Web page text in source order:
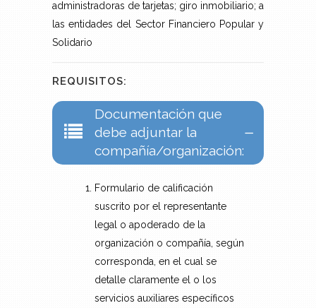
administradoras de tarjetas; giro inmobiliario; a
las entidades del Sector Financiero Popular y
Solidario
REQUISITOS:
Documentación que
debe adjuntar la
compañía/organización:
Formulario de calificación
suscrito por el representante
legal o apoderado de la
organización o compañía, según
corresponda, en el cual se
detalle claramente el o los
servicios auxiliares específicos